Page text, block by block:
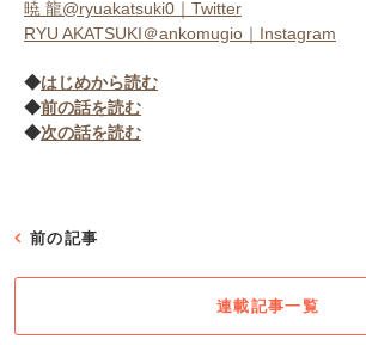
暁 龍@ryuakatsuki0｜Twitter
RYU AKATSUKI＠ankomugio｜Instagram
◆はじめから読む
◆前の話を読む
◆次の話を読む
前の記事
連載記事一覧